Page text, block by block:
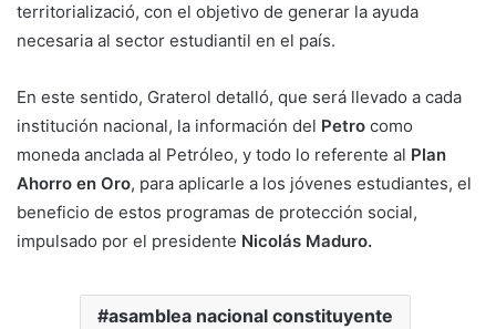
territorializació, con el objetivo de generar la ayuda
necesaria al sector estudiantil en el país.
En este sentido, Graterol detalló, que será llevado a cada
institución nacional, la información del Petro como
moneda anclada al Petróleo, y todo lo referente al Plan
Ahorro en Oro, para aplicarle a los jóvenes estudiantes, el
beneficio de estos programas de protección social,
impulsado por el presidente Nicolás Maduro.
asamblea nacional constituyente